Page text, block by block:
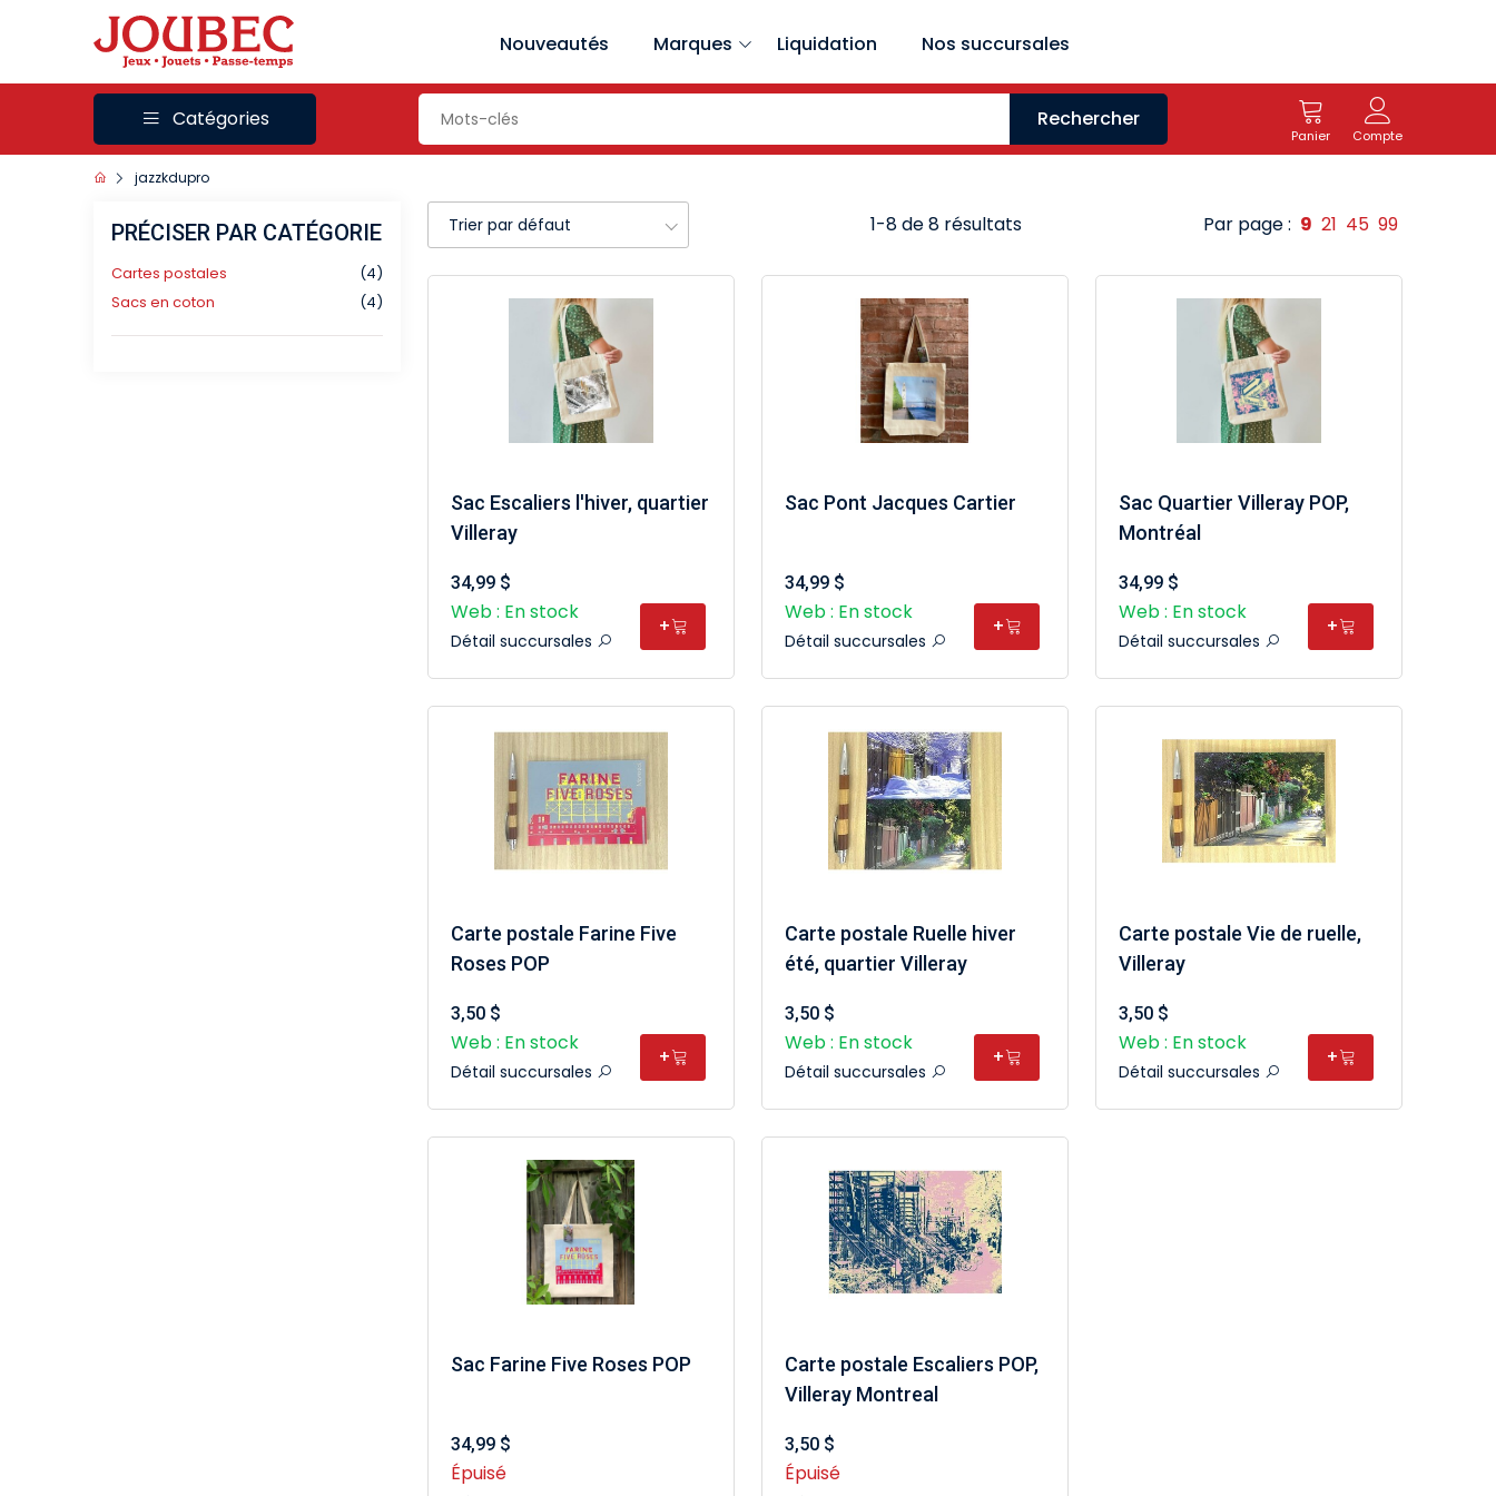
Nouveautés Marques Liquidation Nos succursales
Catégories Rechercher
Panier Compte
jazzkdupro
PRÉCISER PAR CATÉGORIE
Cartes postales
(4)
Sacs en coton
(4)
Trier par défaut 1-8 de 8 résultats Par page : 9 21 45 99
Sac Escaliers l'hiver, quartier
Villeray
34,99 $
Web : En stock
Détail succursales
+
Sac Pont Jacques Cartier
34,99 $
Web : En stock
Détail succursales
+
Sac Quartier Villeray POP,
Montréal
34,99 $
Web : En stock
Détail succursales
+
Carte postale Farine Five
Roses POP
3,50 $
Web : En stock
Détail succursales
+
Carte postale Ruelle hiver
été, quartier Villeray
3,50 $
Web : En stock
Détail succursales
+
Carte postale Vie de ruelle,
Villeray
3,50 $
Web : En stock
Détail succursales
+
Sac Farine Five Roses POP
34,99 $
Épuisé
Carte postale Escaliers POP,
Villeray Montreal
3,50 $
Épuisé